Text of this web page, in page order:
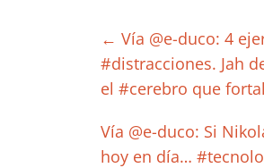
← Vía @e-duco: 4
#distracciones. Jah
el #cerebro que
Vía @e-duco: Si
hoy en día…